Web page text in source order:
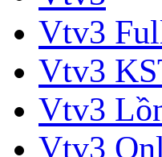
Vtv3
Vtv3
Vtv3
Vtv3